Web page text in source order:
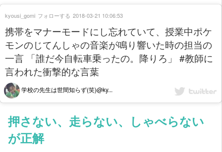
携帯をマナーモードにし忘れていて、授業中ポケ
モンのじてんしゃの音楽が鳴り響いた時の担当の
一言 「誰だ今自転車乗ったの。降りろ」 #教師に
言われた衝撃的な言葉
学校の先生は世間知らず(笑)@ky...
kyousi_gomi フォローする 2018-03-21 10:06:53
押さない、走らない、しゃべらない
が正解